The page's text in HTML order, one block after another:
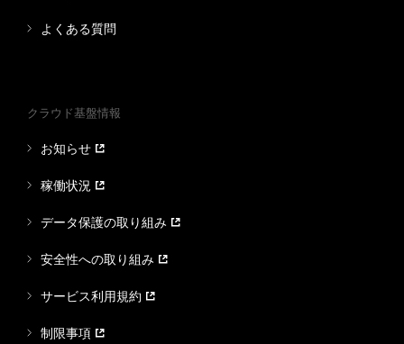
よくある質問
クラウド基盤情報
お知らせ
稼働状況
データ保護の取り組み
安全性への取り組み
サービス利用規約
制限事項